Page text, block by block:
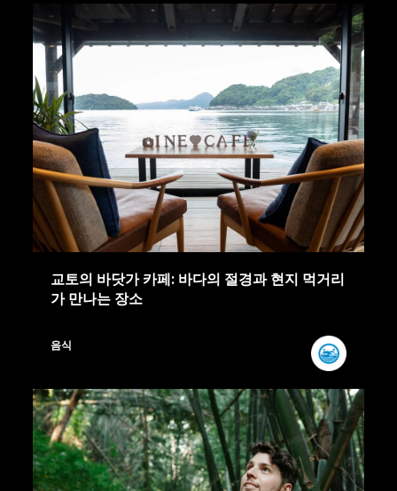
교토의 바닷가 카페: 바다의 절경과 현지 먹거리
가 만나는 장소
음식